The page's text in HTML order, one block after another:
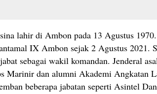
lahir di Ambon pada 13 Agustus
IX Ambon sejak 2 Agustus 2021.
sebagai wakil komandan. Jenderal
Marinir dan alumni Akademi Angkatan
beberapa jabatan seperti Asintel